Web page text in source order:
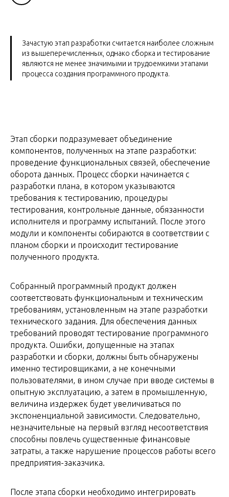
Зачастую этап разработки считается наиболее сложным
из вышеперечисленных, однако сборка и тестирование
являются не менее значимыми и трудоемкими этапами
процесса создания программного продукта.
Этап сборки подразумевает объединение
компонентов, полученных на этапе разработки:
проведение функциональных связей, обеспечение
оборота данных. Процесс сборки начинается с
разработки плана, в котором указываются
требования к тестированию, процедуры
тестирования, контрольные данные, обязанности
исполнителя и программу испытаний. После этого
модули и компоненты собираются в соответствии с
планом сборки и происходит тестирование
полученного продукта.
Собранный программный продукт должен
соответствовать функциональным и техническим
требованиям, установленным на этапе разработки
технического задания. Для обеспечения данных
требований проводят тестирование программного
продукта. Ошибки, допущенные на этапах
разработки и сборки, должны быть обнаружены
именно тестировщиками, а не конечными
пользователями, в ином случае при вводе системы в
опытную эксплуатацию, а затем в промышленную,
величина издержек будет увеличиваться по
экспоненциальной зависимости. Следовательно,
незначительные на первый взгляд несоответствия
способны повлечь существенные финансовые
затраты, а также нарушение процессов работы всего
предприятия-заказчика.
После этапа сборки необходимо интегрировать